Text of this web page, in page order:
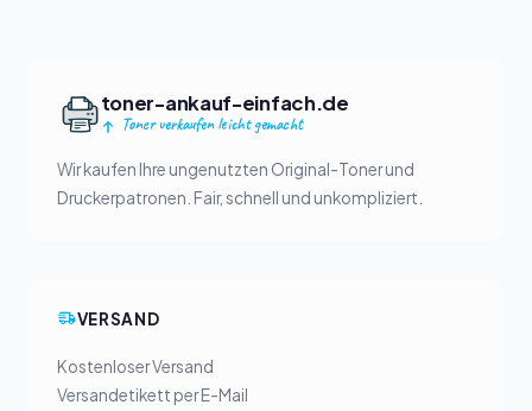
toner-ankauf-einfach.de
Toner verkaufen leicht gemacht
Wir kaufen Ihre ungenutzten Original-Toner und
Druckerpatronen. Fair, schnell und unkompliziert.
VERSAND
Kostenloser Versand
Versandetikett per E-Mail